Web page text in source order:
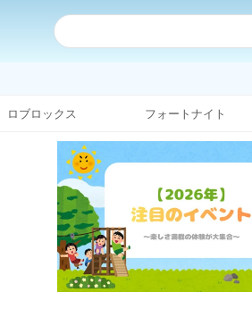
ロブロックス フォートナイト